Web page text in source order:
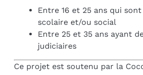
Entre 16 et 25 ans qui
scolaire et/ou social
Entre 25 et 35 ans ayant
judiciaires
Ce projet est soutenu par la